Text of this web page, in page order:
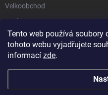
Tento web používá soubory
tohoto webu vyjadřujete
informací zde.
Velkoobchod
O nás
Vrácení zásilky přes Zásilkovnu